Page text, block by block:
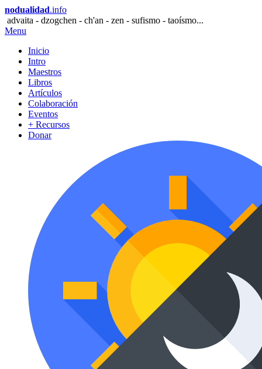
nodualidad.info
advaita - dzogchen - ch'an - zen - sufismo - taoísmo...
Menu
Inicio
Intro
Maestros
Libros
Artículos
Colaboración
Eventos
+ Recursos
Donar